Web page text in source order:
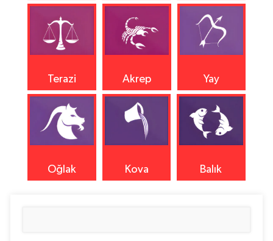
Terazi Akrep Yay
Oğlak Kova Balık